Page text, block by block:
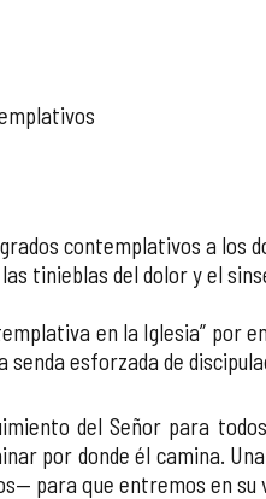
contemplativos a los
tinieblas del dolor y el
en la Iglesia” por
esforzada de
del Señor para
por donde él camina.
para que entremos en su